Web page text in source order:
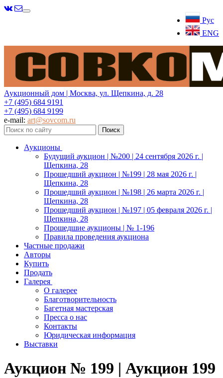
Рус
ENG
Меню
Аукционный дом | Москва, ул. Щепкина, д. 28
+7 (495) 684 9191
+7 (495) 684 9199
e-mail: art@sovcom.ru
Аукционы
Будущий аукцион | №200 | 24 сентября 2026 г. |
Щепкина, 28
Прошедший аукцион | №199 | 28 мая 2026 г. |
Щепкина, 28
Прошедший аукцион | №198 | 26 марта 2026 г. |
Щепкина, 28
Прошедший аукцион | №197 | 05 февраля 2026 г. |
Щепкина, 28
Прошедшие аукционы | № 1-196
Правила проведения аукциона
Частные продажи
Авторы
Купить
Продать
Галерея
О галерее
Благотворительность
Багетная мастерская
Пресса о нас
Контакты
Юридическая информация
Выставки
Аукцион № 199 | Аукцион 199